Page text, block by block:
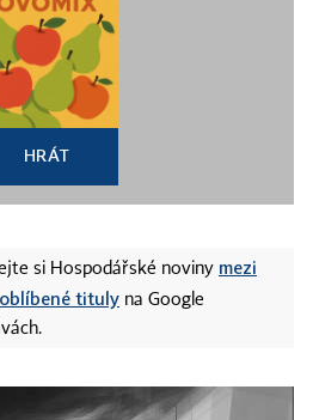
HRÁT
si Hospodářské noviny mezi
tituly na Google